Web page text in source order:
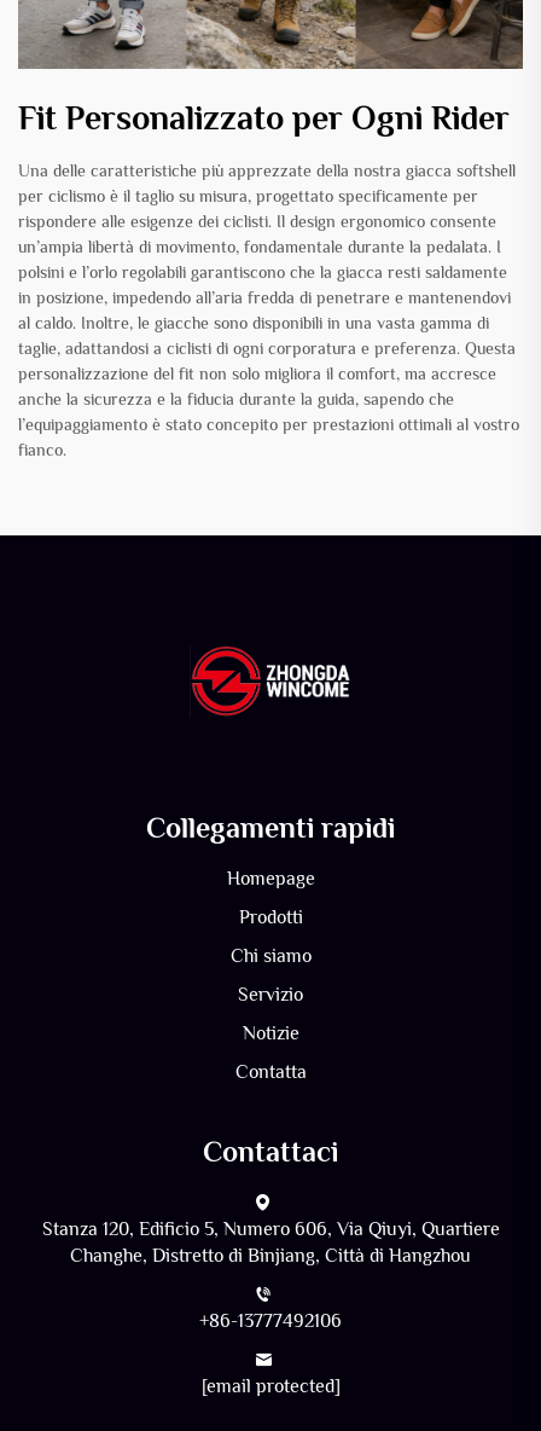
Fit Personalizzato per Ogni Rider
Una delle caratteristiche più apprezzate della nostra giacca softshell
per ciclismo è il taglio su misura, progettato specificamente per
rispondere alle esigenze dei ciclisti. Il design ergonomico consente
un’ampia libertà di movimento, fondamentale durante la pedalata. I
polsini e l’orlo regolabili garantiscono che la giacca resti saldamente
in posizione, impedendo all’aria fredda di penetrare e mantenendovi
al caldo. Inoltre, le giacche sono disponibili in una vasta gamma di
taglie, adattandosi a ciclisti di ogni corporatura e preferenza. Questa
personalizzazione del fit non solo migliora il comfort, ma accresce
anche la sicurezza e la fiducia durante la guida, sapendo che
l’equipaggiamento è stato concepito per prestazioni ottimali al vostro
fianco.
Collegamenti rapidi
Homepage
Prodotti
Chi siamo
Servizio
Notizie
Contatta
Contattaci
Stanza 120, Edificio 5, Numero 606, Via Qiuyi, Quartiere
Changhe, Distretto di Binjiang, Città di Hangzhou
+86-13777492106
[email protected]